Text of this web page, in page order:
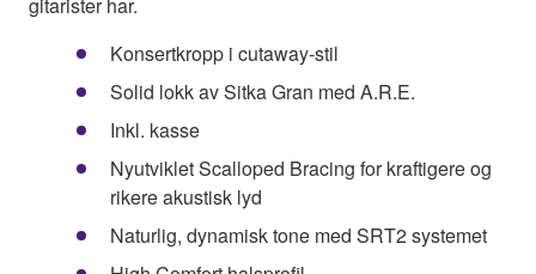
Konsertkropp i cutaway-stil
Solid lokk av Sitka Gran med A.R.E.
Inkl. kasse
Nyutviklet Scalloped Bracing for kraftigere og
rikere akustisk lyd
Naturlig, dynamisk tone med SRT2 systemet